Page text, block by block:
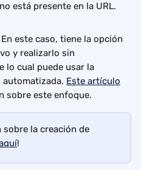
está presente en la URL.
En este caso, tiene la opción
y realizarlo sin
lo cual puede usar la
automatizada. Este artículo
sobre este enfoque.
la creación de
!